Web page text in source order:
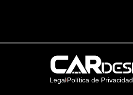
LegalPolítica de Privacidad